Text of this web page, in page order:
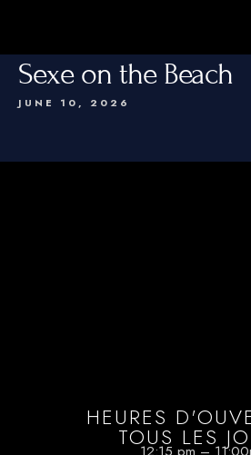
Sexe on the Beach
JUNE 10, 2026
HEURES
TOUS LES
12:15 pm –